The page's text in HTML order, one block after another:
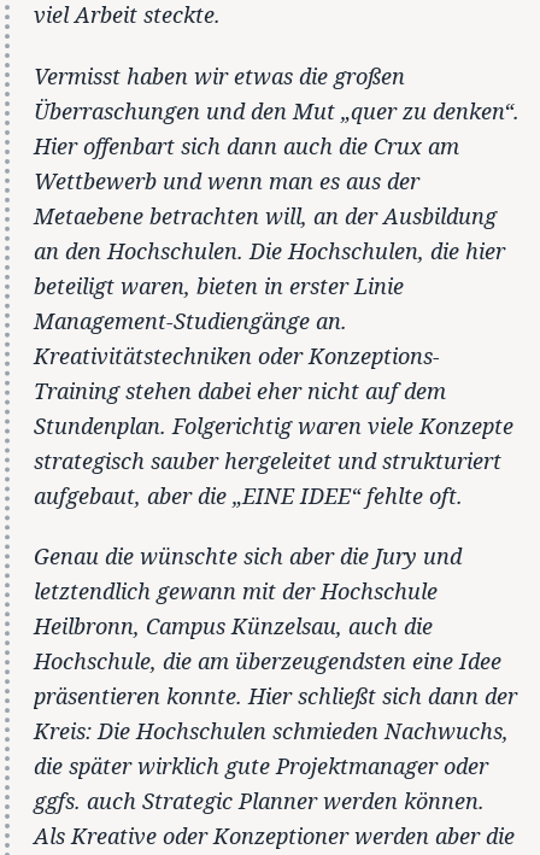
viel Arbeit steckte.
Vermisst haben wir etwas die großen
Überraschungen und den Mut „quer zu denken“.
Hier offenbart sich dann auch die Crux am
Wettbewerb und wenn man es aus der
Metaebene betrachten will, an der Ausbildung
an den Hochschulen. Die Hochschulen, die hier
beteiligt waren, bieten in erster Linie
Management-Studiengänge an.
Kreativitätstechniken oder Konzeptions-
Training stehen dabei eher nicht auf dem
Stundenplan. Folgerichtig waren viele Konzepte
strategisch sauber hergeleitet und strukturiert
aufgebaut, aber die „EINE IDEE“ fehlte oft.
Genau die wünschte sich aber die Jury und
letztendlich gewann mit der Hochschule
Heilbronn, Campus Künzelsau, auch die
Hochschule, die am überzeugendsten eine Idee
präsentieren konnte. Hier schließt sich dann der
Kreis: Die Hochschulen schmieden Nachwuchs,
die später wirklich gute Projektmanager oder
ggfs. auch Strategic Planner werden können.
Als Kreative oder Konzeptioner werden aber die